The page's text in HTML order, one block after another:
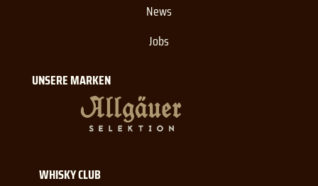
News
Jobs
UNSERE MARKEN
WHISKY CLUB